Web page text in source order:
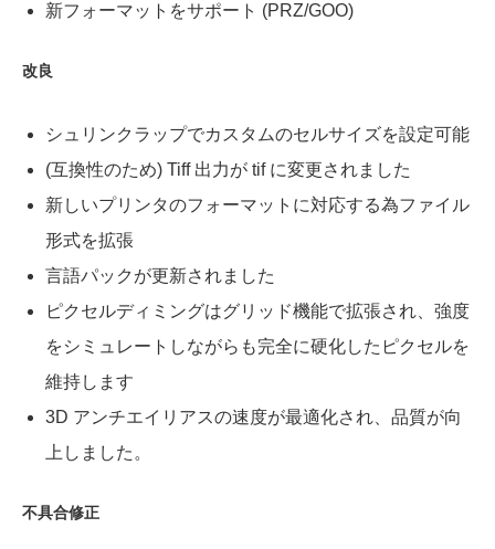
新フォーマットをサポート (PRZ/GOO)
改良
シュリンクラップでカスタムのセルサイズを設定可能
(互換性のため) Tiff 出力が tif に変更されました
新しいプリンタのフォーマットに対応する為ファイル
形式を拡張
言語パックが更新されました
ピクセルディミングはグリッド機能で拡張され、強度
をシミュレートしながらも完全に硬化したピクセルを
維持します
3D アンチエイリアスの速度が最適化され、品質が向
上しました。
不具合修正